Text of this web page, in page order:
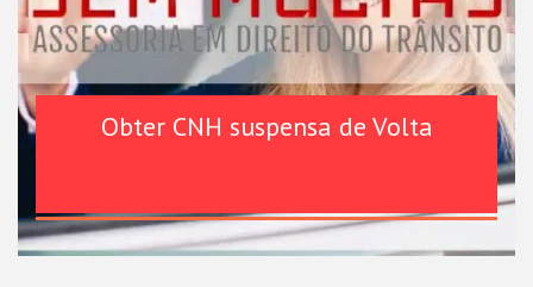
Obter CNH suspensa de Volta